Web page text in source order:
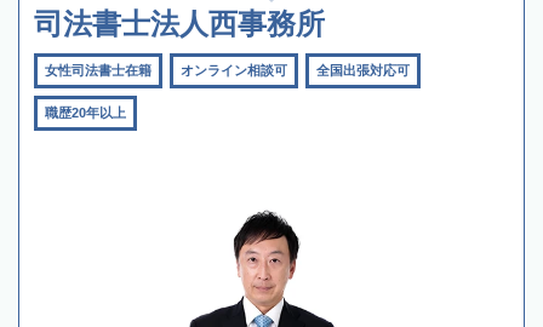
司法書士法人西事務所
女性司法書士在籍 オンライン相談可 全国出張対応可
職歴20年以上